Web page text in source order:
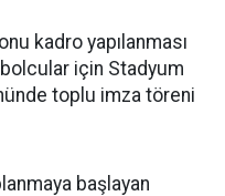
kadro yapılanması
için Stadyum
toplu imza töreni
başlayan